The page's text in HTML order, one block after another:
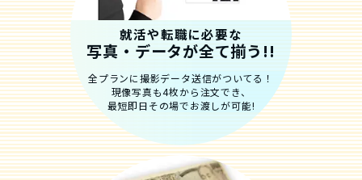
就活や転職に必要な
写真・データが全て揃う!!
全プランに撮影データ送信がついてる！
現像写真も4枚から注文でき、
最短即日その場でお渡しが可能!